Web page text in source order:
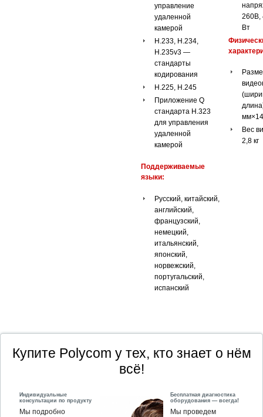
управление
удаленной
камерой
H.233, H.234,
H.235v3 —
стандарты
кодирования
H.225, H.245
Приложение Q
стандарта H.323
для управления
удаленной
камерой
260В,
Вт
Вес
2,8
Поддерживаемые
языки:
Русский, китайский,
английский,
французский,
немецкий,
итальянский,
японский,
норвежский,
португальский,
испанский
Купите Polycom у тех, кто знает о нём
всё!
Индивидуальные
консультации по продукту
Мы подробно
Бесплатная диагностика
оборудования — всегда!
Мы проведем